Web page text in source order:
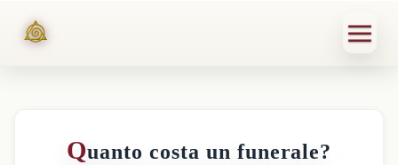
Quanto costa un funerale?